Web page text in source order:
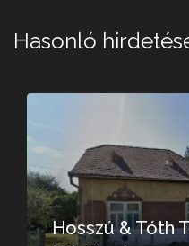
Hasonló
Hosszú & Tóth